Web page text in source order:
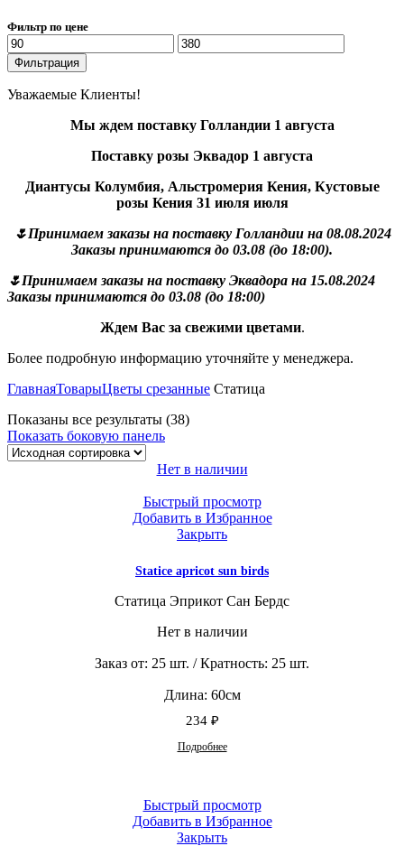
Фильтр по цене
Минимальная
цена
Максимальная
цена
Фильтрация
Уважаемые Клиенты!
Мы ждем поставку Голландии 1 августа
Поставку розы Эквадор 1 августа
Диантусы Колумбия, Альстромерия Кения, Кустовые
розы Кения 31 июля июля
🌷Принимаем заказы на поставку Голландии на 08.08.2024
Заказы принимаются до 03.08 (до 18:00).
🌷Принимаем заказы на поставку Эквадора на 15.08.2024
Заказы принимаются до 03.08 (до 18:00)
Ждем Вас за свежими цветами.
Более подробную информацию уточняйте у менеджера.
ГлавнаяТоварыЦветы срезанные Статица
Показаны все результаты (38)
Показать боковую панель
Нет в наличии
Быстрый просмотр
Добавить в Избранное
Закрыть
Statice apricot sun birds
Статица Эприкот Сан Бердс
Нет в наличии
Заказ от: 25 шт. / Кратность: 25 шт.
Длина: 60см
234 ₽
Подробнее
Быстрый просмотр
Добавить в Избранное
Закрыть